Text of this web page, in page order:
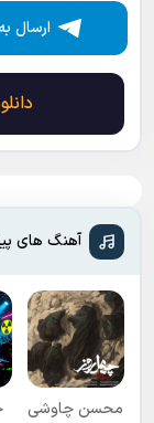
ارسال
آهنگ های
محسن چاوشی